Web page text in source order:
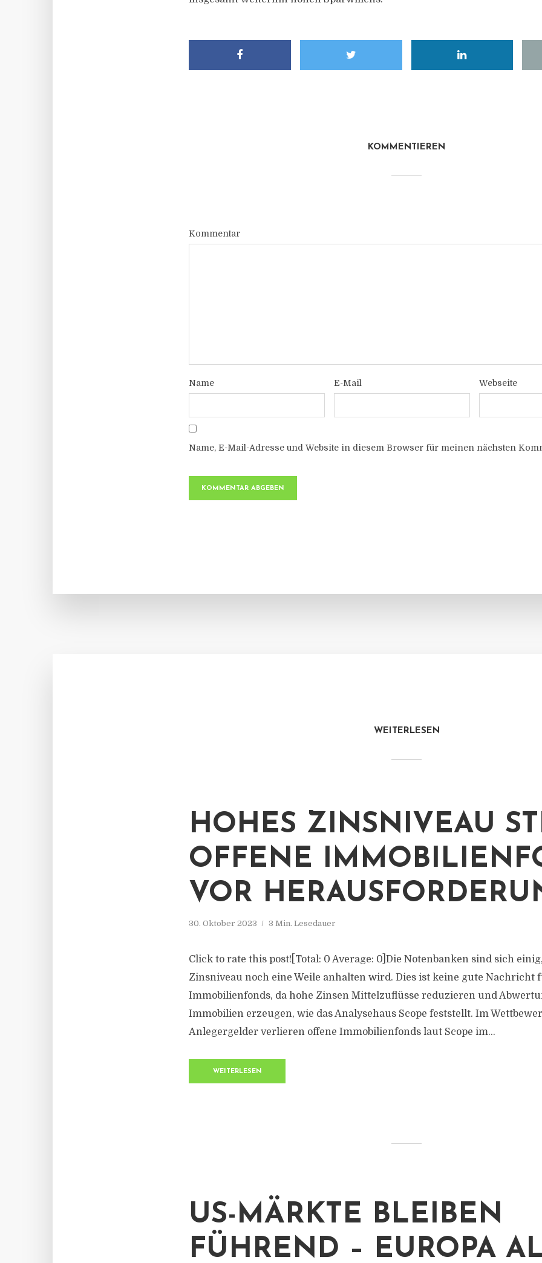
KOMMENTIEREN
Kommentar
Name E-Mail Webseite
Name, E-Mail-Adresse und Website in diesem Browser für meinen nächsten
WEITERLESEN
HOHES ZINSNIVEAU
OFFENE
VOR
30. Oktober 2023 3 Min. Lesedauer
Click to rate this post![Total: 0 Average: 0]Die Notenbanken sind sich
Zinsniveau noch eine Weile anhalten wird. Dies ist keine gute Nachricht
Immobilienfonds, da hohe Zinsen Mittelzuflüsse reduzieren und
Immobilien erzeugen, wie das Analysehaus Scope feststellt. Im
Anlegergelder verlieren offene Immobilienfonds laut Scope im...
WEITERLESEN
US-MÄRKTE BLEIBEN
FÜHREND – EUROPA